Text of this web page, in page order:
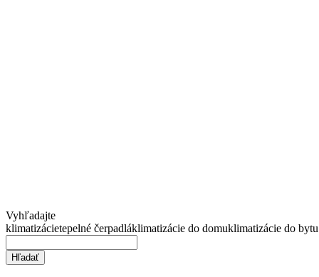
Vyhľadajte
klimatizácietepelné čerpadláklimatizácie do domuklimatizácie do bytu
Hľadať